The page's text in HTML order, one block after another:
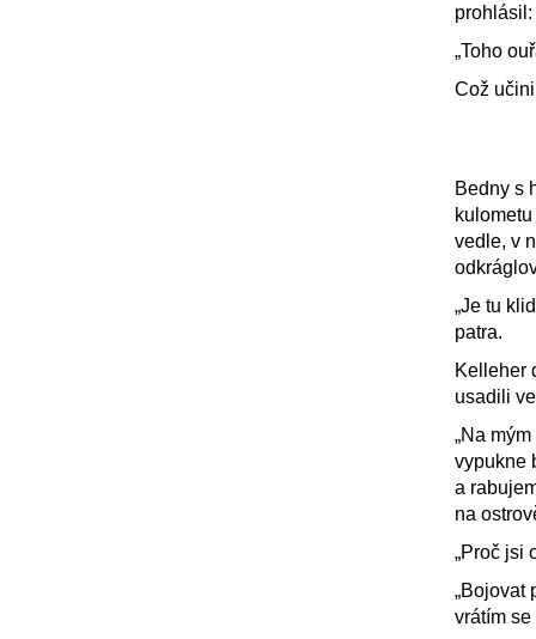
prohlásil:
„Toho
Což
Bedny s
vedle, v
„Je tu
patra.
Kelleher
usadili
„Na
vypukne
a
na
„Proč jsi
„Bojovat
vrátím se